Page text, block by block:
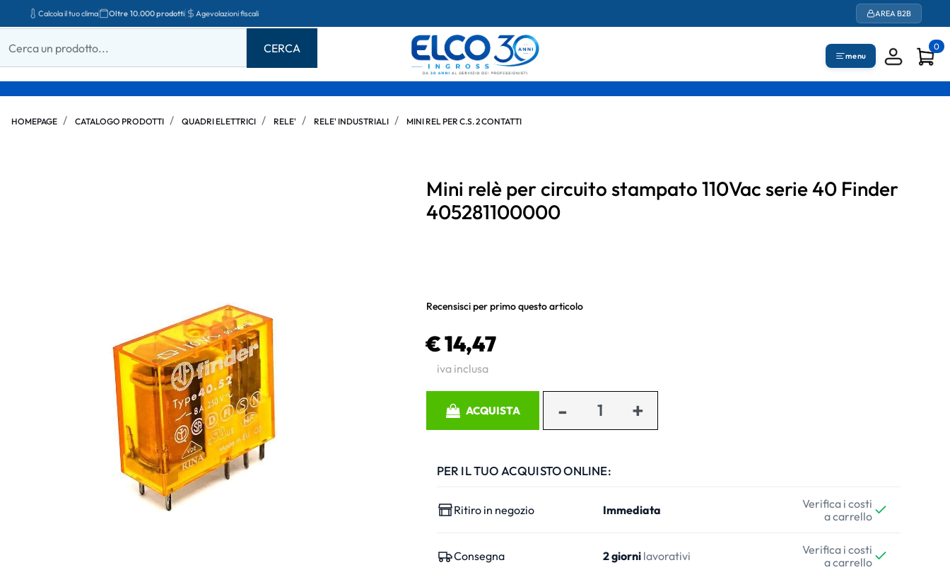
Calcola il tuo clima Oltre 10.000 prodotti Agevolazioni fiscali AREA B2B
menu
0
HOMEPAGE CATALOGO PRODOTTI QUADRI ELETTRICI RELE' RELE' INDUSTRIALI MINI REL PER C.S. 2 CONTATTI
Mini relè per circuito stampato 110Vac serie 40 Finder
405281100000
Recensisci per primo questo articolo
€ 14,47
iva inclusa
ACQUISTA
PER IL TUO ACQUISTO ONLINE:
Ritiro in negozio Immediata
Verifica i costi
a carrello
Consegna 2 giornilavorativi
Verifica i costi
a carrello